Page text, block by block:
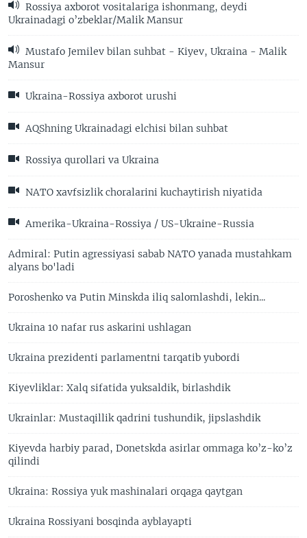
Rossiya axborot vositalariga ishonmang, deydi
Ukrainadagi o’zbeklar/Malik Mansur
Mustafo Jemilev bilan suhbat - Kiyev, Ukraina - Malik
Mansur
Ukraina-Rossiya axborot urushi
AQShning Ukrainadagi elchisi bilan suhbat
Rossiya qurollari va Ukraina
NATO xavfsizlik choralarini kuchaytirish niyatida
Amerika-Ukraina-Rossiya / US-Ukraine-Russia
Admiral: Putin agressiyasi sabab NATO yanada mustahkam
alyans bo'ladi
Poroshenko va Putin Minskda iliq salomlashdi, lekin...
Ukraina 10 nafar rus askarini ushlagan
Ukraina prezidenti parlamentni tarqatib yubordi
Kiyevliklar: Xalq sifatida yuksaldik, birlashdik
Ukrainlar: Mustaqillik qadrini tushundik, jipslashdik
Kiyevda harbiy parad, Donetskda asirlar ommaga ko’z-ko’z
qilindi
Ukraina: Rossiya yuk mashinalari orqaga qaytgan
Ukraina Rossiyani bosqinda ayblayapti